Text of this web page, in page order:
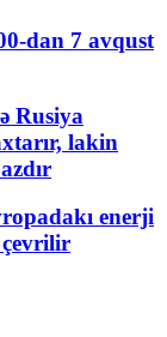
dan 7 avqust
Rusiya
lakin
enerji
çevrilir